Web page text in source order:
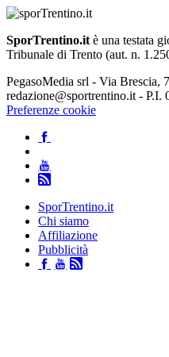
SporTrentino.it è una testata
Tribunale di Trento (aut. n.
PegasoMedia srl - Via Brescia,
redazione@sportrentino.it - P.I.
Preferenze cookie
SporTrentino.it
Chi siamo
Affiliazione
Pubblicità